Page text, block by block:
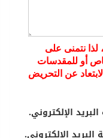
نتمنى على
أو للمقدسات
عن التحريض
الإلكتروني.